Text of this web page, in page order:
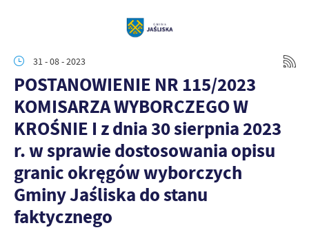
31 - 08 - 2023
POSTANOWIENIE NR 115/2023
KOMISARZA WYBORCZEGO W
KROŚNIE I z dnia 30 sierpnia 2023
r. w sprawie dostosowania opisu
granic okręgów wyborczych
Gminy Jaśliska do stanu
faktycznego